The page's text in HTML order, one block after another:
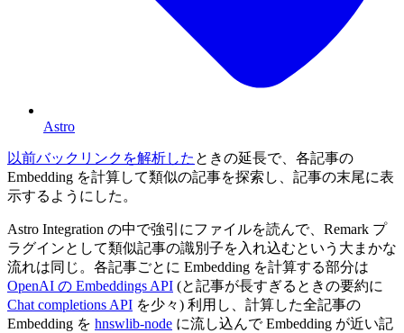
Astro
以前バックリンクを解析した ときの延長で、各記事の
Embedding を計算して類似の記事を探索し、記事の末尾に表
示するようにした。
Astro Integration の中で強引にファイルを読んで、Remark プ
ラグインとして類似記事の識別子を入れ込むという大まかな
流れは同じ。各記事ごとに Embedding を計算する部分は
OpenAI の Embeddings API (と記事が長すぎるときの要約に
Chat completions API を少々) 利用し、計算した全記事の
Embedding を hnswlib-node に流し込んで Embedding が近い記